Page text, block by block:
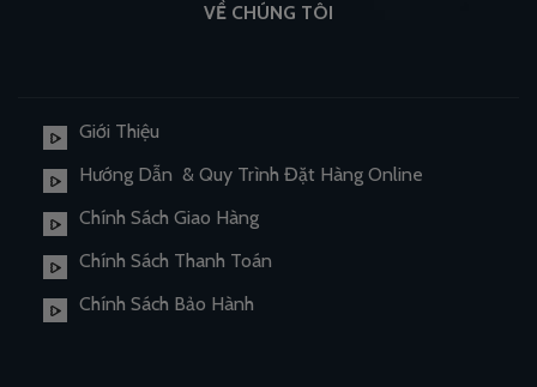
VỀ CHÚNG TÔI
Giới Thiệu
Hướng Dẫn & Quy Trình Đặt Hàng Online
Chính Sách Giao Hàng
Chính Sách Thanh Toán
Chính Sách Bảo Hành